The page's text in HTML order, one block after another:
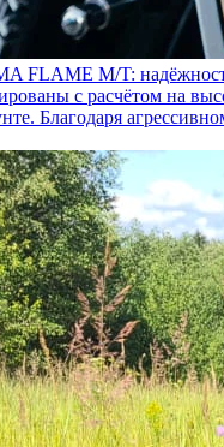
FLAME M/T:
с расчётом на
Благодаря